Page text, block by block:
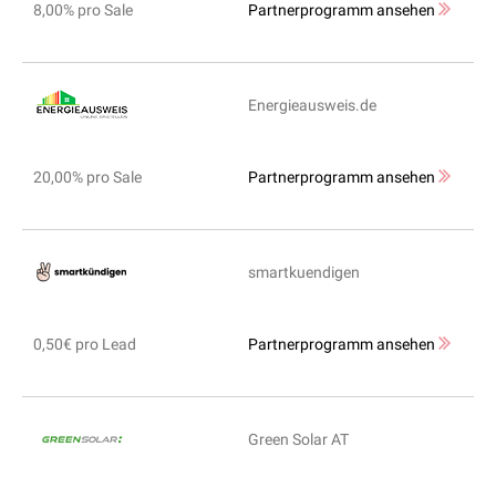
8,00% pro Sale Partnerprogramm ansehen
Energieausweis.de
20,00% pro Sale Partnerprogramm ansehen
smartkuendigen
0,50€ pro Lead Partnerprogramm ansehen
Green Solar AT